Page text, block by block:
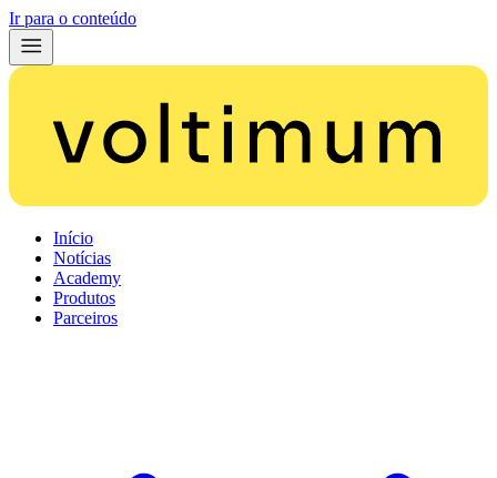
Ir para o conteúdo
Início
Notícias
Academy
Produtos
Parceiros